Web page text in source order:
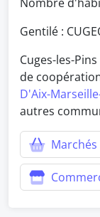
Gentilé :
Cuges-les-
de
D'Aix-
autres
Marchés